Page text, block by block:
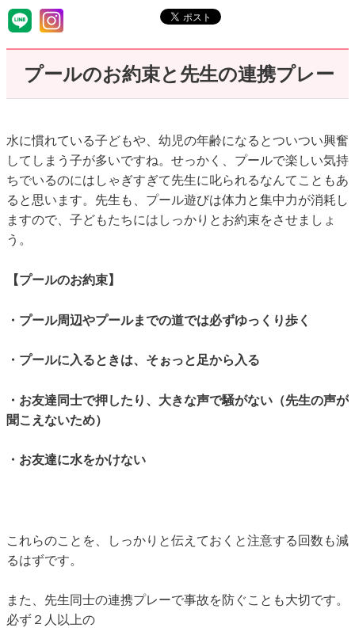
プールのお約束と先生の連携プレー
水に慣れている子どもや、幼児の年齢になるとついつい興奮
してしまう子が多いですね。せっかく、プールで楽しい気持
ちでいるのにはしゃぎすぎて先生に叱られるなんてこともあ
ると思います。先生も、プール遊びは体力と集中力が消耗し
ますので、子どもたちにはしっかりとお約束をさせましょ
う。
【プールのお約束】
・プール周辺やプールまでの道では必ずゆっくり歩く
・プールに入るときは、そぉっと足から入る
・お友達同士で押したり、大きな声で騒がない（先生の声が
聞こえないため）
・お友達に水をかけない
これらのことを、しっかりと伝えておくと注意する回数も減
るはずです。
また、先生同士の連携プレーで事故を防ぐことも大切です。
必ず２人以上の